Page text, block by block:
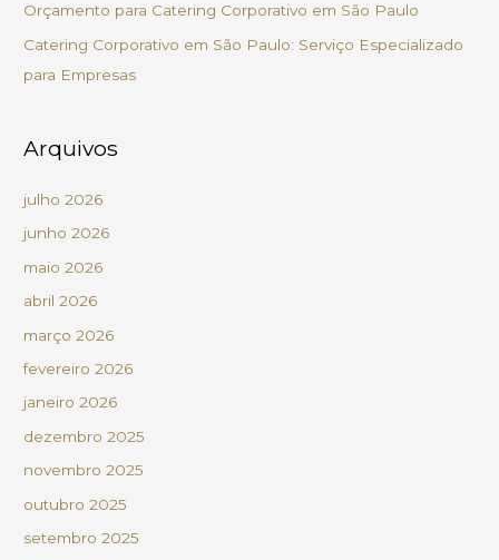
r
:
Orçamento para Catering Corporativo em São Paulo
Catering Corporativo em São Paulo: Serviço Especializado
para Empresas
Arquivos
julho 2026
junho 2026
maio 2026
abril 2026
março 2026
fevereiro 2026
janeiro 2026
dezembro 2025
novembro 2025
outubro 2025
setembro 2025